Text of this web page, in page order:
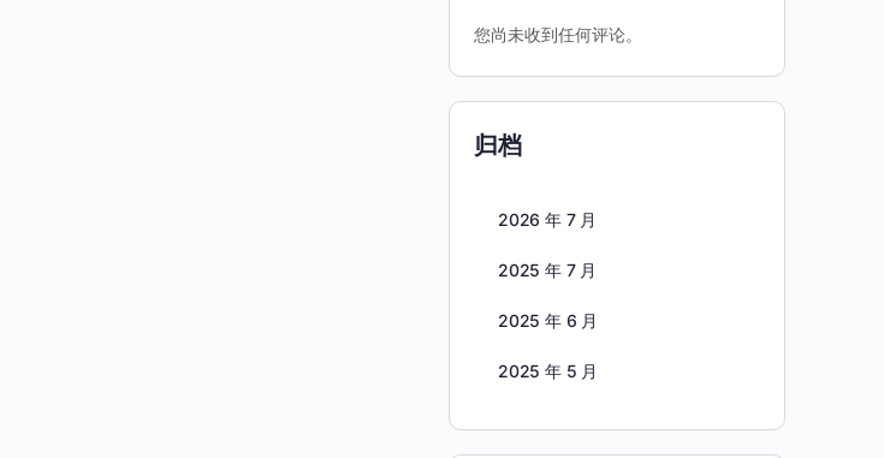
您尚未收到任何评论。
归档
2026 年 7 月
2025 年 7 月
2025 年 6 月
2025 年 5 月